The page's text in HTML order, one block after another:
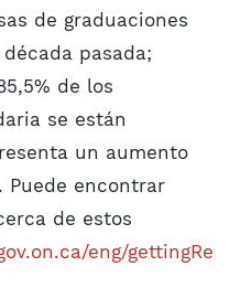
de graduaciones
pasada;
de los
se están
un aumento
Puede encontrar
de estos
eng/gettingRe